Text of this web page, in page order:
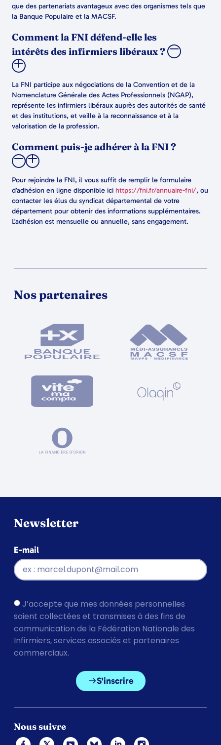
que des partenariats avantageux avec des organismes tels que
la Banque Populaire et la MACSF.
Comment la FNI défend-elle les
intérêts des infirmiers libéraux ?
La FNI participe aux négociations de la Convention et de la
Nomenclature Générale des Actes Professionnels (NGAP),
représente les infirmiers libéraux auprès des autorités de santé
et des institutions, et veille à la reconnaissance et à la
valorisation de la profession.
Comment puis-je adhérer à la FNI ?
Pour rejoindre la FNI, il vous suffit de remplir le formulaire
d’adhésion en ligne disponible ici https://fni.fr/annuaire-fni/, ou
contacter les élus du syndicat départemental de votre
département pour obtenir des informations supplémentaires.
L'adhésion est mensuelle ou annuelle, sans engagement.
Nos partenaires
Newsletter
E-mail
J’accepte que mes données personnelles
soient collectées et transmises à des fins de
communication de la Fédération Nationale des
Infirmiers, services associés et partenaires
commerciaux.
S'inscrire
Nous suivre